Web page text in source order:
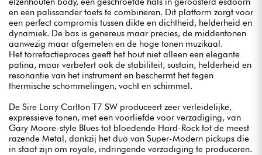
en een palissander toets te combineren. Dit platform zorgt voor
een perfect compromis tussen dikte en dichtheid, helderheid en
dynamiek. De bas is genereus maar precies, de middentonen
aanwezig maar afgemeten en de hoge tonen muzikaal.
Het torrefactieproces geeft het hout niet alleen een elegante
patina, maar verbetert ook de stabiliteit, sustain, helderheid en
resonantie van het instrument en beschermt het tegen
thermische schommelingen, vocht en schimmel.
De Sire Larry Carlton T7 SW produceert zeer verleidelijke,
expressieve tonen, met een voorliefde voor verzadiging, van
Gary Moore-style Blues tot bloedende Hard-Rock tot de meest
razende Metal, dankzij het duo van Super-Modern pickups die
in staat zijn om royale, indringende verzadiging te produceren.